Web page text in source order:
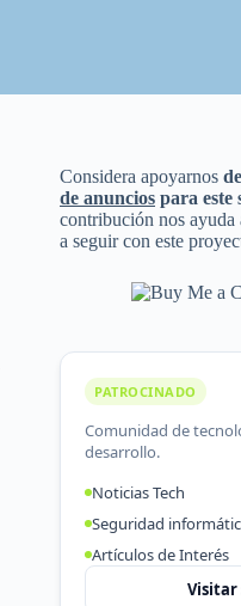
Considera apoyarnos
de anuncios para este
contribución nos
a seguir con este
PATROCINADO
Comunidad de
desarrollo.
Noticias Tech
Seguridad
Artículos de Interés